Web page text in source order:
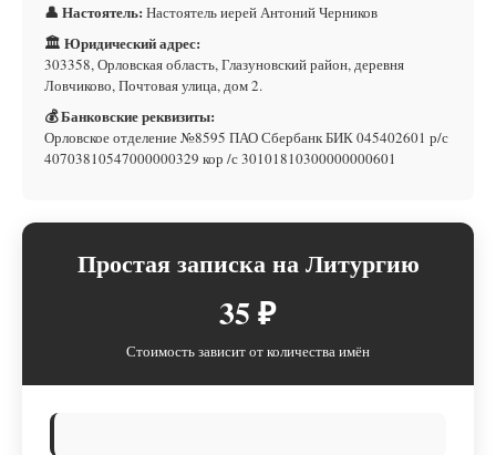
👤 Настоятель: Настоятель иерей Антоний Черников
🏛 Юридический адрес:
303358, Орловская область, Глазуновский район, деревня
Ловчиково, Почтовая улица, дом 2.
💰 Банковские реквизиты:
Орловское отделение №8595 ПАО Сбербанк БИК 045402601 р/с
40703810547000000329 кор /с 30101810300000000601
Простая записка на Литургию
35 ₽
Стоимость зависит от количества имён